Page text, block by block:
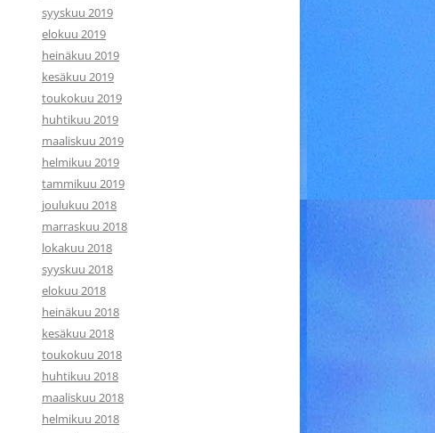
syyskuu 2019
elokuu 2019
heinäkuu 2019
kesäkuu 2019
toukokuu 2019
huhtikuu 2019
maaliskuu 2019
helmikuu 2019
tammikuu 2019
joulukuu 2018
marraskuu 2018
lokakuu 2018
syyskuu 2018
elokuu 2018
heinäkuu 2018
kesäkuu 2018
toukokuu 2018
huhtikuu 2018
maaliskuu 2018
helmikuu 2018